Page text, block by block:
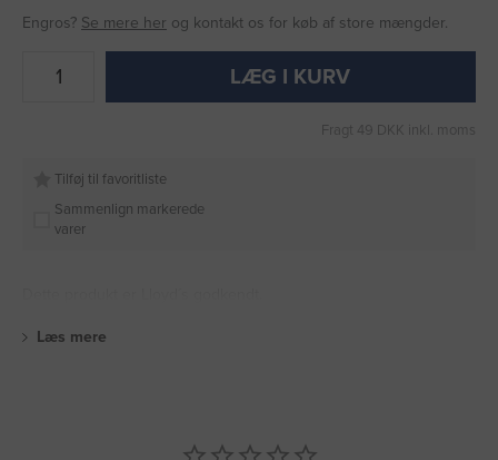
Engros? Se mere her og kontakt os for køb af store mængder.
LÆG I KURV
Fragt 49 DKK inkl. moms
Tilføj til favoritliste
Sammenlign markerede
varer
Læs mere